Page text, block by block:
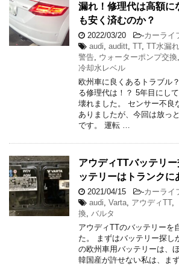
漏れ！修理代は高額に
も安く済むのか？
2022/03/20 -カーライ
audi auditt TT, TT水漏れ
警告 ウォーターポンプ交換
冷却水レベル
欧州車に良くあるトラブル
る修理代は！？ 5年目にし
壊れました。 センサー不良
ありましたが、今回は放っ
です。 運転 …
アウディTTバッテリ
ッテリーはトランクに
2021/04/15 -カーライ
audi Varta アウディTT,
換
バルタ
アウディTTのバッテリーを
た。 まずはバッテリー探し
の欧州車用バッテリーは、
韓国産が許せない私は、ま